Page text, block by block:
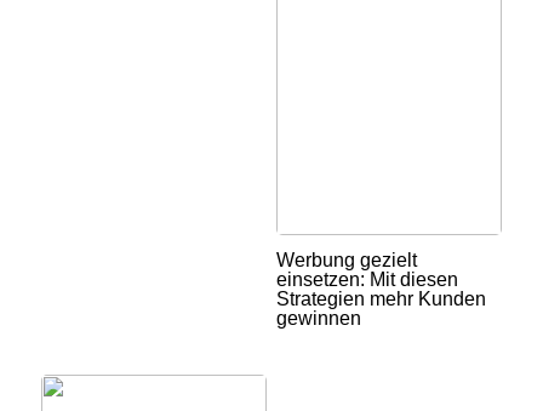
Werbung gezielt
einsetzen: Mit diesen
Strategien mehr Kunden
gewinnen